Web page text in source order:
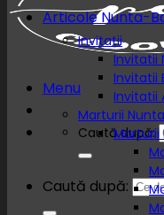
Menu
Caută după:
Caută după:
Articole Nunta-
Invitatii
Invitatii
Invitatii
Invitatii
Marturii
Marturii